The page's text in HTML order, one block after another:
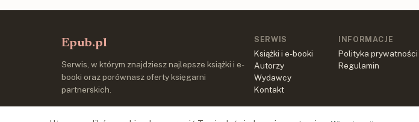
Epub.pl
Serwis, w którym znajdziesz najlepsze książki i e-
booki oraz porównasz oferty księgarni
partnerskich.
SERWIS
Książki i e-booki
Autorzy
Wydawcy
Kontakt
INFORMACJE
Polityka prywatności
Regulamin